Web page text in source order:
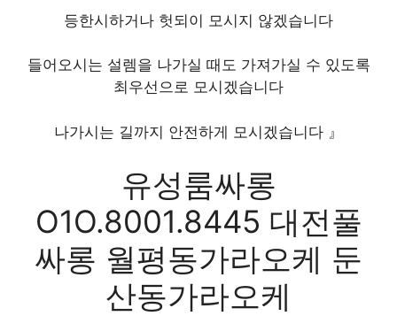
등한시하거나 헛되이 모시지 않겠습니다
들어오시는 설렘을 나가실 때도 가져가실 수 있도록
최우선으로 모시겠습니다
나가시는 길까지 안전하게 모시겠습니다 』
유성룸싸롱
O1O.8001.8445 대전풀
싸롱 월평동가라오케 둔
산동가라오케